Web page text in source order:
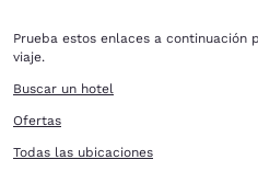
Prueba estos enlaces a
viaje.
Buscar un hotel
Ofertas
Todas las ubicaciones